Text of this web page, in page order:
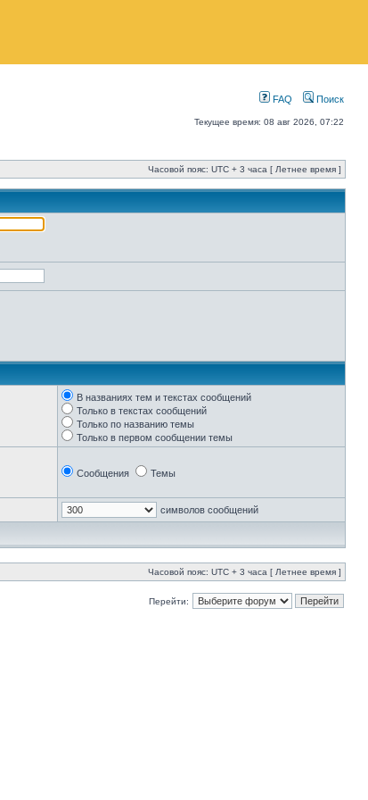
FAQ Поиск
Текущее время: 08 авг 2026, 07:22
Часовой пояс: UTC + 3 часа [ Летнее время ]
В названиях тем и текстах сообщений
Только в текстах сообщений
Только по названию темы
Только в первом сообщении темы
Сообщения Темы
символов сообщений
Часовой пояс: UTC + 3 часа [ Летнее время ]
Перейти: